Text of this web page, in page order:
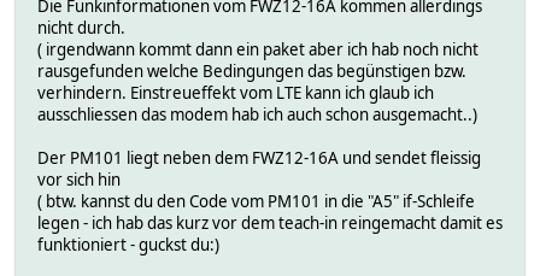
Die Funkinformationen vom FWZ12-16A kommen allerdings
nicht durch.
( irgendwann kommt dann ein paket aber ich hab noch nicht
rausgefunden welche Bedingungen das begünstigen bzw.
verhindern. Einstreueffekt vom LTE kann ich glaub ich
ausschliessen das modem hab ich auch schon ausgemacht..)
Der PM101 liegt neben dem FWZ12-16A und sendet fleissig
vor sich hin
( btw. kannst du den Code vom PM101 in die "A5" if-Schleife
legen - ich hab das kurz vor dem teach-in reingemacht damit es
funktioniert - guckst du:)